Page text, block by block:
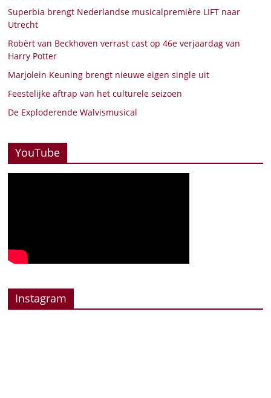
Superbia brengt Nederlandse musicalpremière LIFT naar
Utrecht
Robèrt van Beckhoven verrast cast op 46e verjaardag van
Harry Potter
Marjolein Keuning brengt nieuwe eigen single uit
Feestelijke aftrap van het culturele seizoen
De Exploderende Walvismusical
YouTube
Instagram